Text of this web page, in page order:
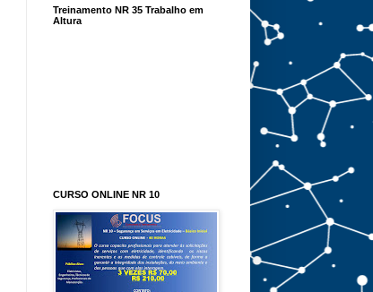
Treinamento NR 35 Trabalho em
Altura
CURSO ONLINE NR 10